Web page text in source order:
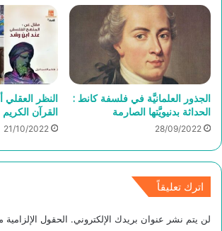
الجذور العلمانيَّة في فلسفة كانط :
الحداثة بدنيويَّتها الصارمة
28/09/2022
النظر العقلي
القرآن الكريم
21/10/2022
اترك تعليقاً
لن يتم نشر عنوان بريدك الإلكتروني. الحقول الإلزامية